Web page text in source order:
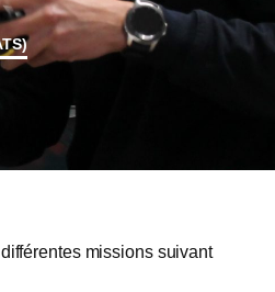
missions suivant